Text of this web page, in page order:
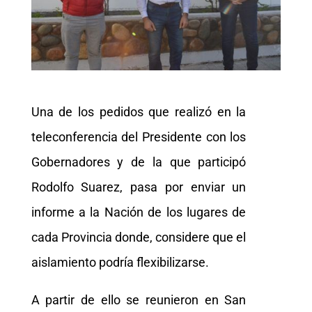
Una de los pedidos que realizó en la
teleconferencia del Presidente con los
Gobernadores y de la que participó
Rodolfo Suarez, pasa por enviar un
informe a la Nación de los lugares de
cada Provincia donde, considere que el
aislamiento podría flexibilizarse.
A partir de ello se reunieron en San